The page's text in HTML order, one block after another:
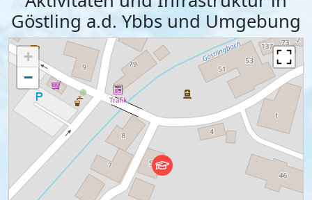
Göstling a.d. Ybbs und Umgebung
+
−